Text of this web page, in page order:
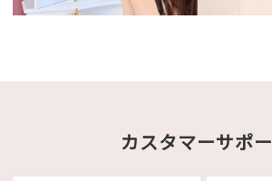
カスタマーサポ